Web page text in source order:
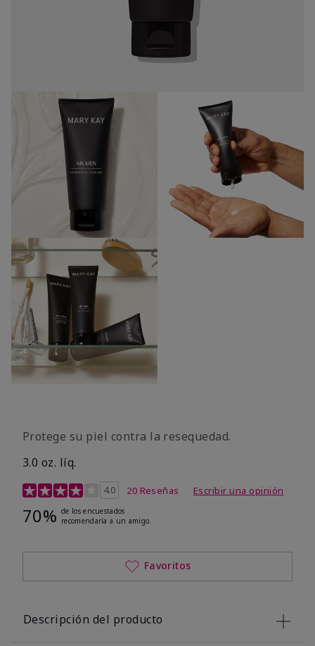
Protege su piel contra la resequedad.
3.0 oz. líq.
Calificación de clientes de 3,7 de 5
4.0 20 Reseñas Escribir una opinión
70% de los encuestados
recomendaría a un amigo.
Favoritos
Descripción del producto